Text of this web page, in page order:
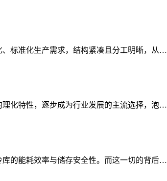
标准化生产需求，结构紧凑且分工明晰，从…
化特性，逐步成为行业发展的主流选择，泡…
的能耗效率与储存安全性。而这一切的背后…